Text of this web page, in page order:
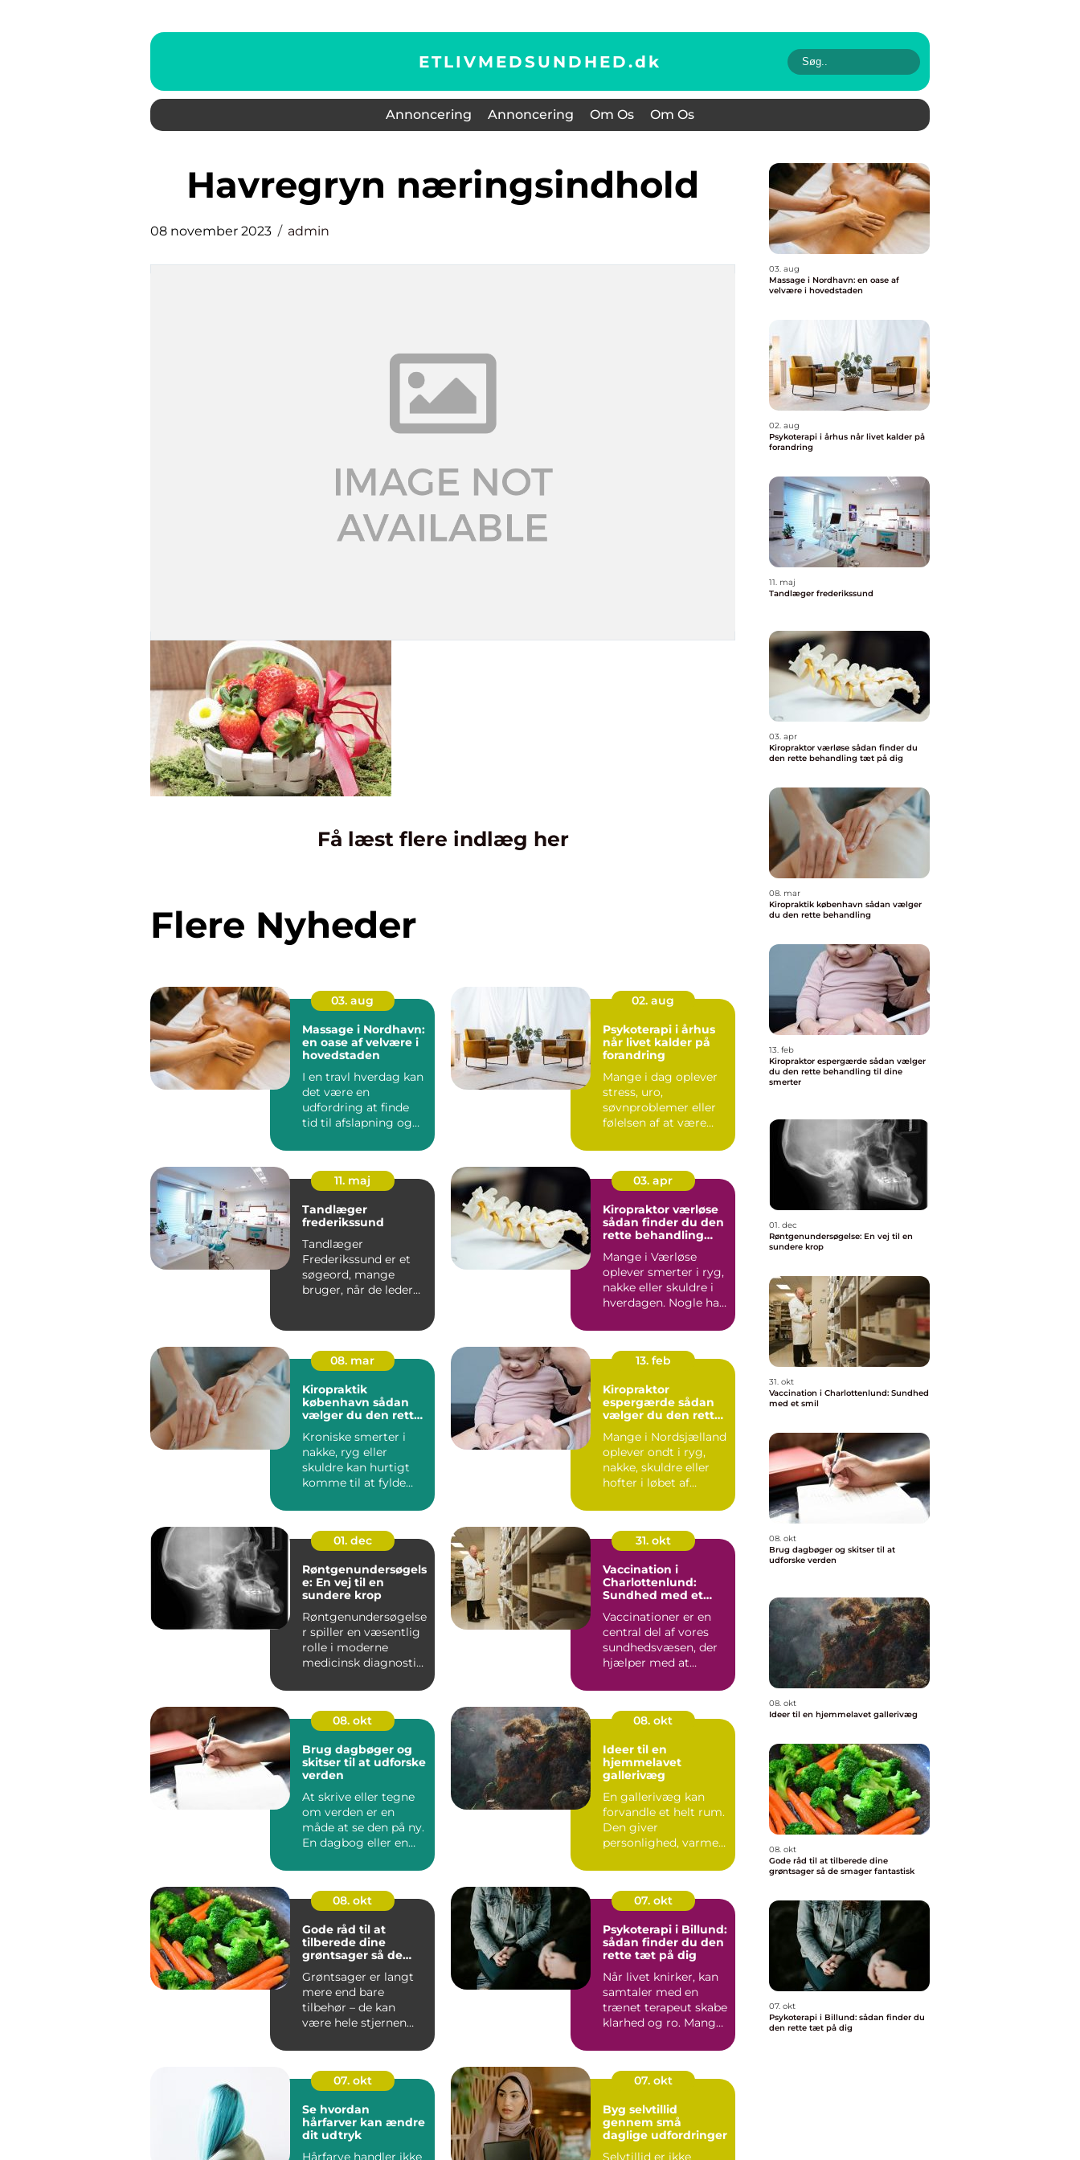
ETLIVMEDSUNDHED.dk
Annoncering Annoncering Om Os Om Os
havregryn næringsindhold
08 november 2023 admin
Få læst flere indlæg her
Flere Nyheder
03. aug
Massage i Nordhavn:
en oase af velvære i
hovedstaden
I en travl hverdag kan
det være en
udfordring at finde
tid til afslapning og
02. aug
Psykoterapi i århus
når livet kalder på
forandring
Mange i dag oplever
stress, uro,
søvnproblemer eller
følelsen af at være
kæ...
11. maj
Tandlæger
frederikssund
Tandlæger
Frederikssund er et
søgeord, mange
bruger, når de leder
03. apr
Kiropraktor værløse
sådan finder du den
rette behandling
Mange i Værløse
oplever smerter i ryg,
nakke eller skuldre i
hverdagen. Nogle har
08. mar
Kiropraktik
københavn sådan
vælger du den rette
Kroniske smerter i
nakke, ryg eller
skuldre kan hurtigt
komme til at fylde
Mange i h...
13. feb
Kiropraktor
espergærde sådan
vælger du den rette
smerter
Mange i Nordsjælland
oplever ondt i ryg,
nakke, skuldre eller
hofter i løbet af
nogle...
01. dec
Røntgenundersøgels
e: En vej til en
sundere krop
Røntgenundersøgelse
r spiller en væsentlig
rolle i moderne
medicinsk diagnostik,
31. okt
Vaccination i
Charlottenlund:
Sundhed med et
Vaccinationer er en
central del af vores
sundhedsvæsen, der
hjælper med at
08. okt
Brug dagbøger og
skitser til at udforske
verden
At skrive eller tegne
om verden er en
måde at se den på ny.
En dagbog eller en
08. okt
Ideer til en
hjemmelavet
gallerivæg
En gallerivæg kan
forvandle et helt rum.
Den giver
personlighed, varme
08. okt
Gode råd til at
tilberede dine
grøntsager så de
Grøntsager er langt
mere end bare
tilbehør – de kan
være hele stjernen
07. okt
Psykoterapi i Billund:
sådan finder du den
rette tæt på dig
Når livet knirker, kan
samtaler med en
trænet terapeut skabe
klarhed og ro. Mange
07. okt
Se hvordan
hårfarver kan ændre
dit udtryk
Hårfarve handler ikke
07. okt
Byg selvtillid
gennem små
daglige udfordringer
Selvtillid er ikke
03. aug
Massage i Nordhavn: en oase af
velvære i hovedstaden
02. aug
Psykoterapi i århus når livet kalder på
forandring
11. maj
Tandlæger frederikssund
03. apr
Kiropraktor værløse sådan finder du
den rette behandling tæt på dig
08. mar
Kiropraktik københavn sådan vælger
du den rette behandling
13. feb
Kiropraktor espergærde sådan vælger
du den rette behandling til dine
smerter
01. dec
Røntgenundersøgelse: En vej til en
sundere krop
31. okt
Vaccination i Charlottenlund: Sundhed
med et smil
08. okt
Brug dagbøger og skitser til at
udforske verden
08. okt
Ideer til en hjemmelavet gallerivæg
08. okt
Gode råd til at tilberede dine
grøntsager så de smager fantastisk
07. okt
Psykoterapi i Billund: sådan finder du
den rette tæt på dig